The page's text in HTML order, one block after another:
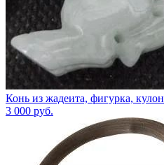
Конь из жадеита, фигурка, кулон
3 000 руб.